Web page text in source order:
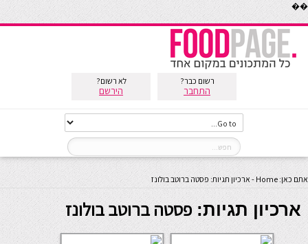
��
רשום כבר?
התחבר
לא רשום?
הירשם
אתם כאן: Home
-ארכיון תגיות: פסטה ברוטב בולונז
ארכיון תגיות:פסטה ברוטב בולונז